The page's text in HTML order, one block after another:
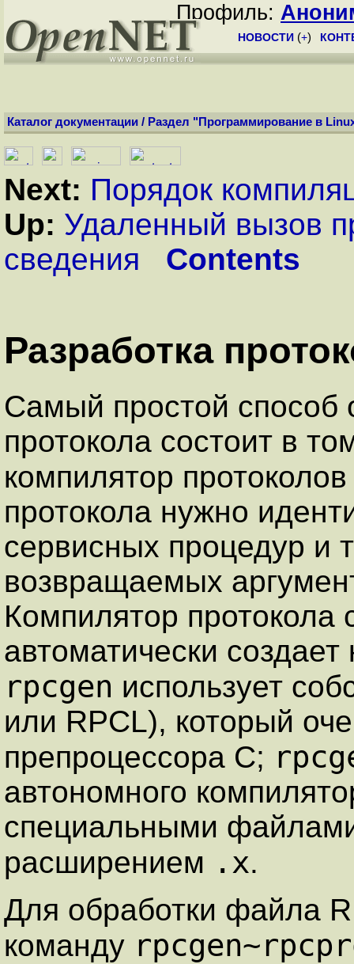
Профиль:
НОВОСТИ (+)
Каталог документации / Раздел "Программирование в
Next: Порядок
Up: Удаленный вызов
сведения
Contents
Разработка
Самый простой способ
протокола состоит в
компилятор
протокола нужно
сервисных процедур и
возвращаемых
Компилятор протокола
автоматически
rpcgen использует
или RPCL), который
препроцессора С;
автономного
специальными
расширением .x.
Для обработки файла
команду